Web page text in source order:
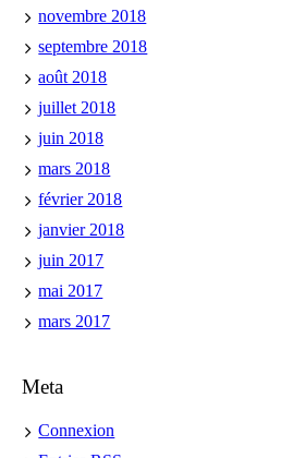
novembre 2018
septembre 2018
août 2018
juillet 2018
juin 2018
mars 2018
février 2018
janvier 2018
juin 2017
mai 2017
mars 2017
Meta
Connexion